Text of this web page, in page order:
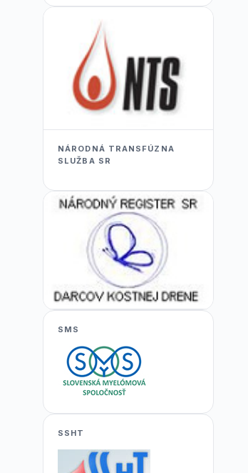
NÁRODNÁ TRANSFÚZNA
SLUŽBA SR
SMS
SSHT